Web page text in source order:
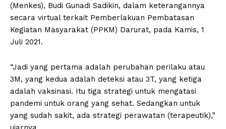
(Menkes), Budi Gunadi Sadikin, dalam keterangannya
secara virtual terkait Pemberlakuan Pembatasan
Kegiatan Masyarakat (PPKM) Darurat, pada Kamis, 1
Juli 2021.
“Jadi yang pertama adalah perubahan perilaku atau
3M, yang kedua adalah deteksi atau 3T, yang ketiga
adalah vaksinasi. Itu tiga strategi untuk mengatasi
pandemi untuk orang yang sehat. Sedangkan untuk
yang sudah sakit, ada strategi perawatan (terapeutik),”